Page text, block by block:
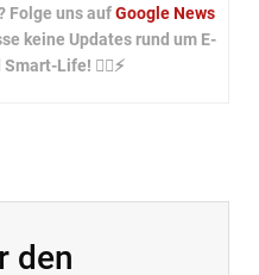
Folge uns aufGoogle News
keine Updates rund um E-
Life! 🚴‍♂️⚡
den